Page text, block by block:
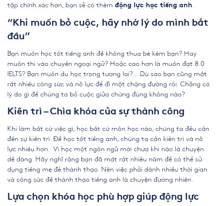
tập chính xác hơn, bạn sẽ có thêm động lực học tiếng anh
“Khi muốn bỏ cuộc, hãy nhớ lý do mình bắt
đầu”
Bạn muốn học tốt tiếng anh để không thua bè kém bạn? Hay
muốn thi vào chuyên ngoại ngữ? Hoặc cao hơn là muốn đạt 8.0
IELTS? Bạn muốn du học trong tương lai?… Dù sao bạn cũng mất
rất nhiều công sức và nỗ lực để đi một chặng đường rồi. Chẳng có
lý do gì để chúng ta bỏ cuộc giữa chừng đúng không nào?
Kiên trì – Chìa khóa của sự thành công
Khi làm bất cứ việc gì, học bất cứ môn học nào, chúng ta đều cần
đến sự kiên trì. Để học tốt tiếng anh, chúng ta cần kiên trì và nỗ
lực nhiều hơn. Vì học một ngôn ngữ mới chưa khi nào là chuyện
dễ dàng. Hãy nghĩ rằng bạn đã mất rất nhiều năm để có thể sử
dụng tiếng mẹ đẻ thành thạo. Nên việc phải dành nhiều thời gian
và công sức để thành thạo tiếng anh là chuyện đương nhiên.
Lựa chọn khóa học phù hợp giúp động lực